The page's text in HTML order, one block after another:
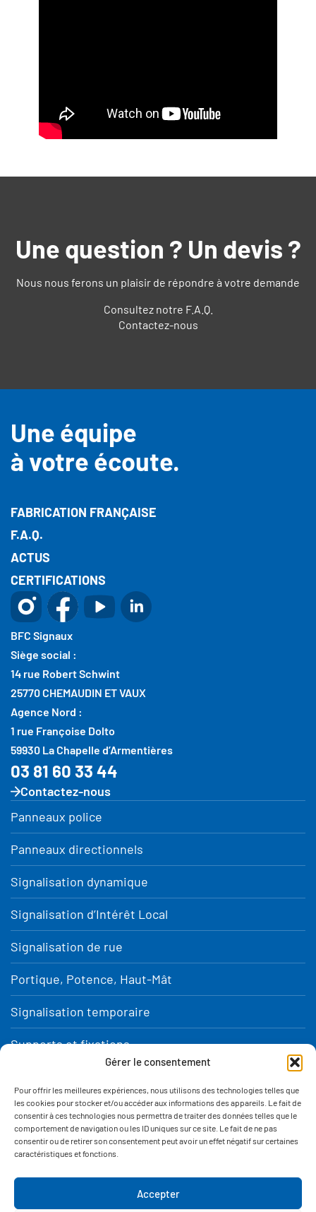
Gérer le consentement
Pour offrir les meilleures expériences, nous utilisons des technologies telles que
les cookies pour stocker et/ou accéder aux informations des appareils. Le fait de
consentir à ces technologies nous permettra de traiter des données telles que le
comportement de navigation ou les ID uniques sur ce site. Le fait de ne pas
consentir ou de retirer son consentement peut avoir un effet négatif sur certaines
caractéristiques et fonctions.
Accepter
Une question ? Un devis ?
Nous nous ferons un plaisir de répondre à votre demande
Consultez notre F.A.Q.
Contactez-nous
Une équipe
à votre écoute.
FABRICATION FRANÇAISE
F.A.Q.
ACTUS
CERTIFICATIONS
BFC Signaux
Siège social :
14 rue Robert Schwint
25770 CHEMAUDIN ET VAUX
Agence Nord :
1 rue Françoise Dolto
59930 La Chapelle d’Armentières
03 81 60 33 44
Contactez-nous
Panneaux police
Panneaux directionnels
Signalisation dynamique
Signalisation d’Intérêt Local
Signalisation de rue
Portique, Potence, Haut-Mât
Signalisation temporaire
Supports et fixations
téléchargez notre catalogue